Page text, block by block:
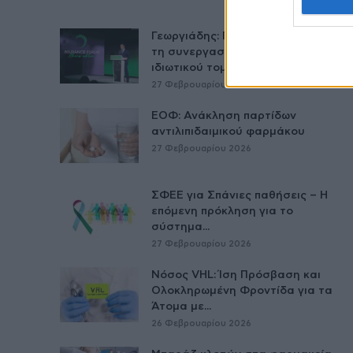
Γεωργιάδης: Πολλαπλά οφέλη από
τη συνεργασία δημοσίου και
ιδιωτικού τομέα
27 Φεβρουαρίου 2026
ΕΟΦ: Ανάκληση παρτίδων
αντιλιπιδαιμικού φαρμάκου
27 Φεβρουαρίου 2026
ΣΦΕΕ για Σπάνιες παθήσεις – Η
επόμενη πρόκληση για το
σύστημα...
27 Φεβρουαρίου 2026
Νόσος VHL: Ίση Πρόσβαση και
Ολοκληρωμένη Φροντίδα για τα
Άτομα με...
26 Φεβρουαρίου 2026